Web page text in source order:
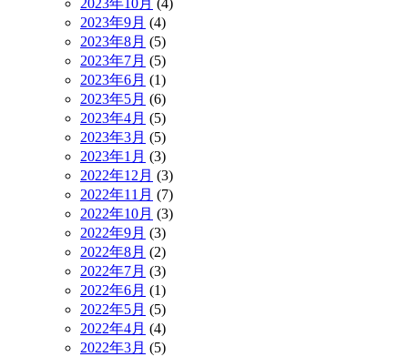
2023年9月 (4)
2023年8月 (5)
2023年7月 (5)
2023年6月 (1)
2023年5月 (6)
2023年4月 (5)
2023年3月 (5)
2023年1月 (3)
2022年12月 (3)
2022年11月 (7)
2022年10月 (3)
2022年9月 (3)
2022年8月 (2)
2022年7月 (3)
2022年6月 (1)
2022年5月 (5)
2022年4月 (4)
2022年3月 (5)